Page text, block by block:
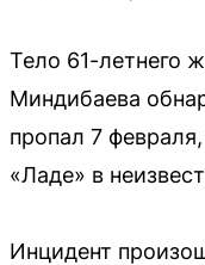
Тело 61-летнего
Миндибаева
пропал 7
«Ладе» в
Инцидент